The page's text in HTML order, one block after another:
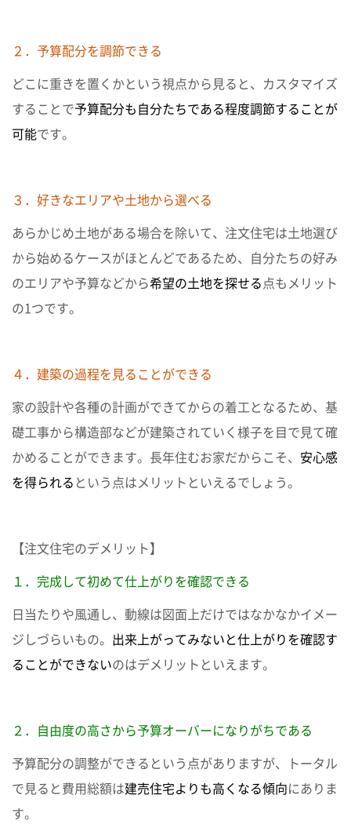
２．予算配分を調節できる
どこに重きを置くかという視点から見ると、カスタマイズ
することで予算配分も自分たちである程度調節することが
可能です。
３．好きなエリアや土地から選べる
あらかじめ土地がある場合を除いて、注文住宅は土地選び
から始めるケースがほとんどであるため、自分たちの好み
のエリアや予算などから希望の土地を探せる点もメリット
の1つです。
４．建築の過程を見ることができる
家の設計や各種の計画ができてからの着工となるため、基
礎工事から構造部などが建築されていく様子を目で見て確
かめることができます。長年住むお家だからこそ、 安心感
を得られる という点はメリットといえるでしょう。
【注文住宅のデメリット】
１．完成して初めて仕上がりを確認できる
日当たりや風通し、動線は図面上だけではなかなかイメー
ジしづらいもの。 出来上がってみないと仕上がりを確認す
ることができないのはデメリットといえます。
２．自由度の高さから予算オーバーになりがちである
予算配分の調整ができるという点がありますが、トータル
で見ると費用総額は建売住宅よりも高くなる傾向にありま
す。